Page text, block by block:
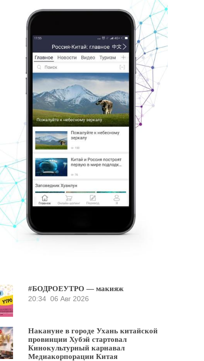
#БОДРОЕУТРО — макияж
20:34 06 Авг 2026
Накануне в городе Ухань китайской
провинции Хубэй стартовал
Кинокультурный карнавал
Медиакорпорации Китая